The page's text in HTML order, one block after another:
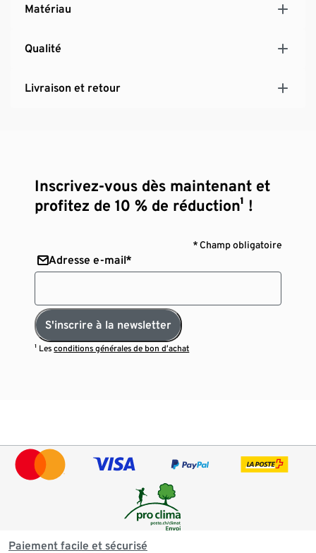
Matériau
Qualité
Livraison et retour
Inscrivez-vous dès maintenant et
profitez de 10 % de réduction¹ !
* Champ obligatoire
Adresse e-mail*
S'inscrire à la newsletter
¹ Lesconditions générales de bon d’achat
Paiement facile et sécurisé